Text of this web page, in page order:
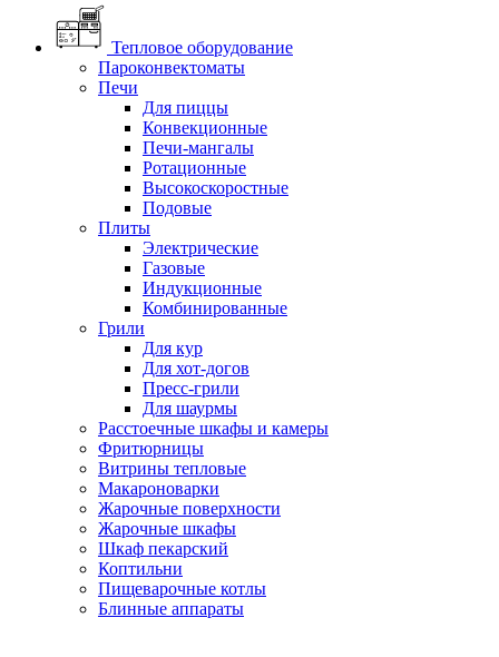
Тепловое оборудование
Пароконвектоматы
Печи
Для пиццы
Конвекционные
Печи-мангалы
Ротационные
Высокоскоростные
Подовые
Плиты
Электрические
Газовые
Индукционные
Комбинированные
Грили
Для кур
Для хот-догов
Пресс-грили
Для шаурмы
Расстоечные шкафы и камеры
Фритюрницы
Витрины тепловые
Макароноварки
Жарочные поверхности
Жарочные шкафы
Шкаф пекарский
Коптильни
Пищеварочные котлы
Блинные аппараты